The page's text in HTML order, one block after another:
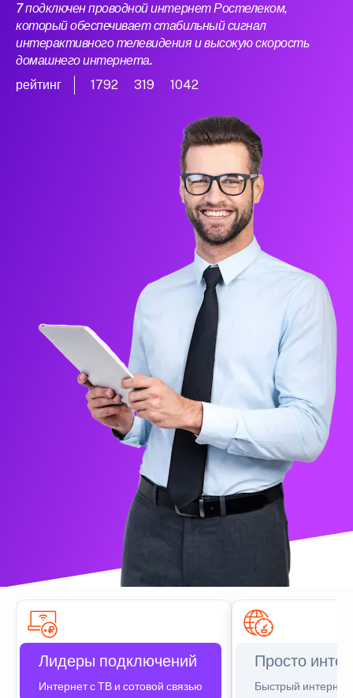
7 подключен проводной интернет Ростелеком,
который обеспечивает стабильный сигнал
интерактивного телевидения и высокую скорость
домашнего интернета.
рейтинг
1792 319 1042
Лидеры подключений
Интернет с ТВ и сотовой связью
Просто
Быстрый интернет